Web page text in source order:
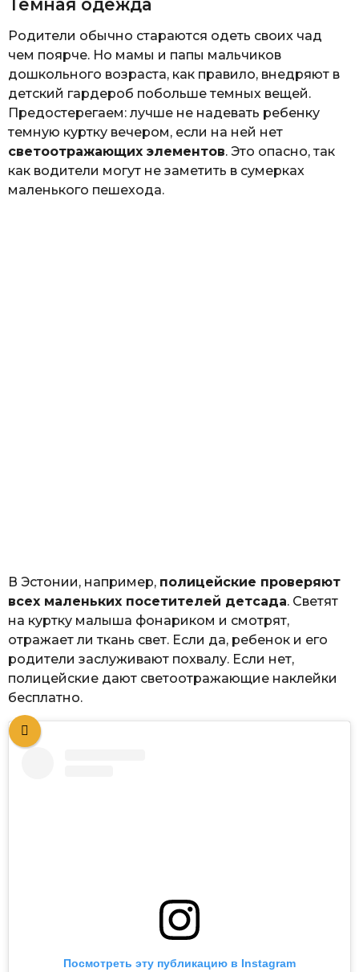
Темная одежда
Родители обычно стараются одеть своих чад
чем поярче. Но мамы и папы мальчиков
дошкольного возраста, как правило, внедряют в
детский гардероб побольше темных вещей.
Предостерегаем: лучше не надевать ребенку
темную куртку вечером, если на ней нет
светоотражающих элементов. Это опасно, так
как водители могут не заметить в сумерках
маленького пешехода.
В Эстонии, например, полицейские проверяют
всех маленьких посетителей детсада. Светят
на куртку малыша фонариком и смотрят,
отражает ли ткань свет. Если да, ребенок и его
родители заслуживают похвалу. Если нет,
полицейские дают светоотражающие наклейки
бесплатно.
Посмотреть эту публикацию в Instagram